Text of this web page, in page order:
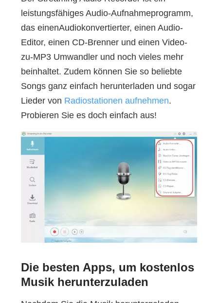
leistungsfähiges Audio-Aufnahmeprogramm,
das einenAudiokonvertierter, einen Audio-
Editor, einen CD-Brenner und einen Video-
zu-MP3 Umwandler und noch vieles mehr
beinhaltet. Zudem können Sie so beliebte
Songs ganz einfach herunterladen und sogar
Lieder von Radiostationen aufnehmen.
Probieren Sie es doch einfach aus!
Die besten Apps, um kostenlos
Musik herunterzuladen